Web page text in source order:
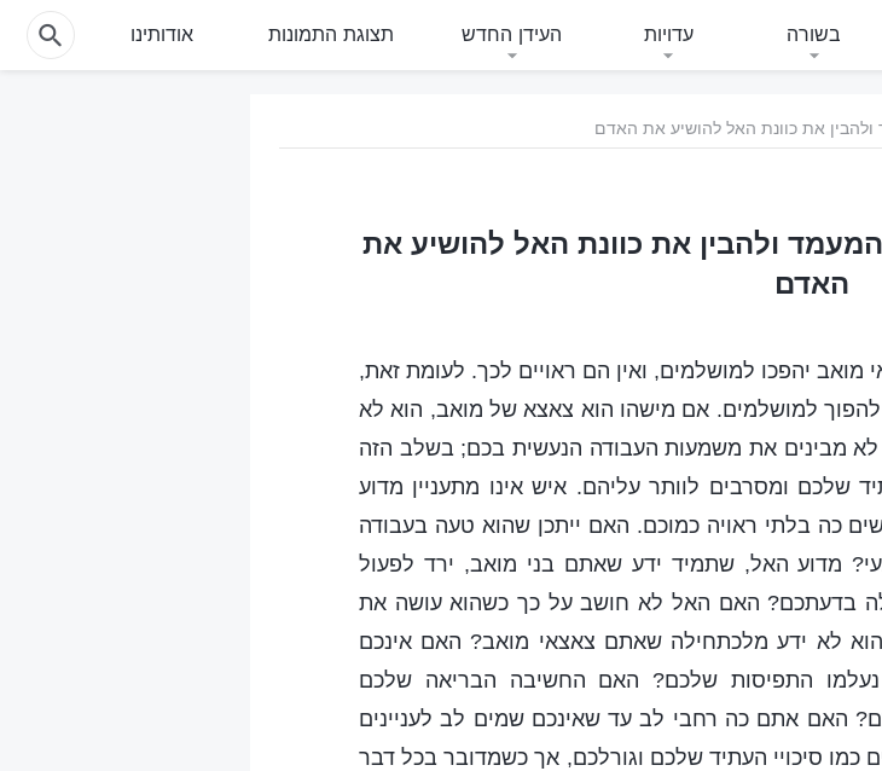
בשורה עדויות העידן החדש תצוגת התמונות אודותינו
את כוונת האל להושיע את האדם
ולהבין את כוונת האל להושיע את
האדם
יהפכו למושלמים, ואין הם ראויים לכך. לעומת זאת,
להפוך למושלמים. אם מישהו הוא צאצא של מואב, הוא לא
לא מבינים את משמעות העבודה הנעשית בכם; בשלב הזה
שלכם ומסרבים לוותר עליהם. איש אינו מתעניין מדוע
כה בלתי ראויה כמוכם. האם ייתכן שהוא טעה בעבודה
מדוע האל, שתמיד ידע שאתם בני מואב, ירד לפעול
בדעתכם? האם האל לא חושב על כך כשהוא עושה את
לא ידע מלכתחילה שאתם צאצאי מואב? האם אינכם
התפיסות שלכם? האם החשיבה הבריאה שלכם
האם אתם כה רחבי לב עד שאינכם שמים לב לעניינים
כמו סיכויי העתיד שלכם וגורלכם, אך כשמדובר בכל דבר